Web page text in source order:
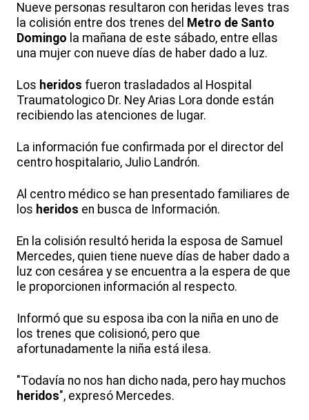
Nueve personas resultaron con heridas leves tras
la colisión entre dos trenes del Metro de Santo
Domingo la mañana de este sábado, entre ellas
una mujer con nueve días de haber dado a luz.
Los heridos fueron trasladados al Hospital
Traumatologico Dr. Ney Arias Lora donde están
recibiendo las atenciones de lugar.
La información fue confirmada por el director del
centro hospitalario, Julio Landrón.
Al centro médico se han presentado familiares de
los heridos en busca de Información.
En la colisión resultó herida la esposa de Samuel
Mercedes, quien tiene nueve días de haber dado a
luz con cesárea y se encuentra a la espera de que
le proporcionen información al respecto.
Informó que su esposa iba con la niña en uno de
los trenes que colisionó, pero que
afortunadamente la niña está ilesa.
"Todavía no nos han dicho nada, pero hay muchos
heridos", expresó Mercedes.